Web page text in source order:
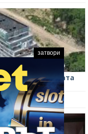
на незаконната
затвори